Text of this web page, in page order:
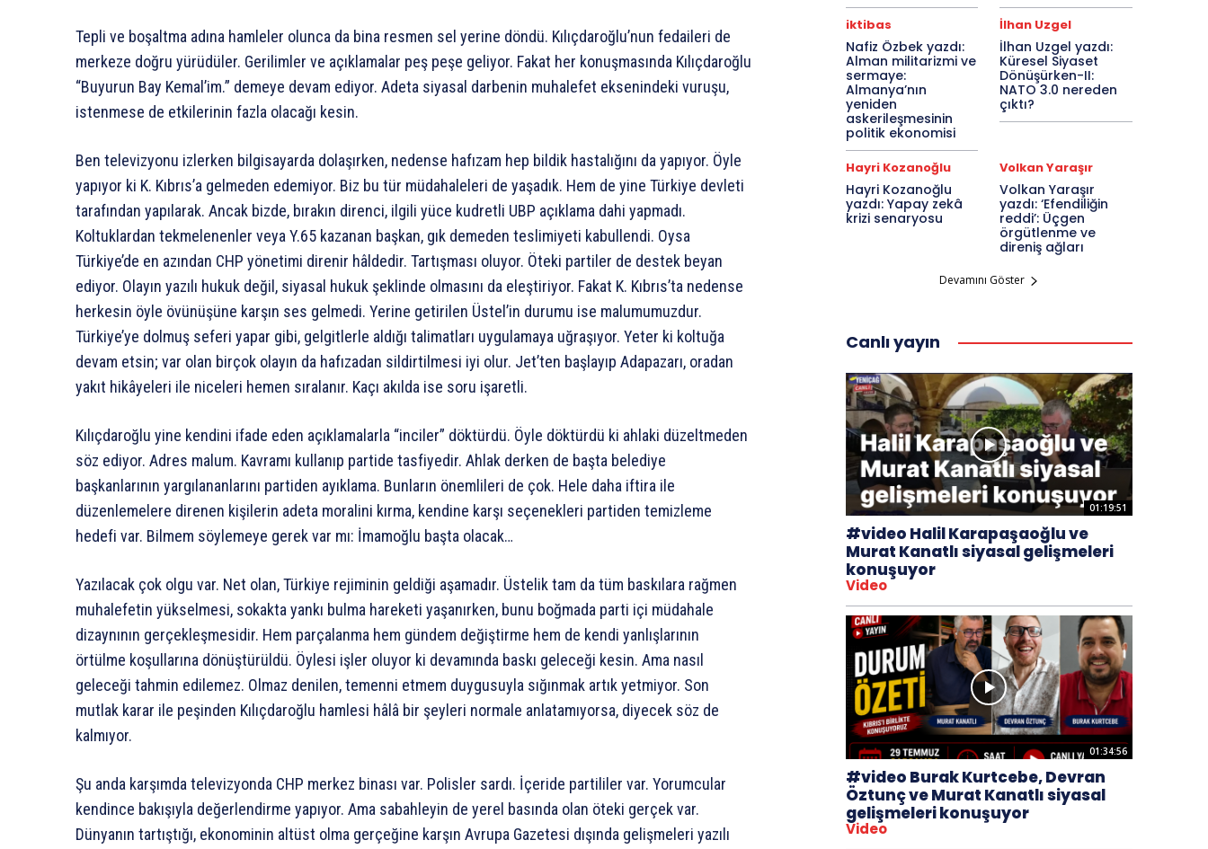
Tepli ve boşaltma adına hamleler olunca da bina resmen sel yerine döndü. Kılıçdaroğlu’nun fedaileri de
merkeze doğru yürüdüler. Gerilimler ve açıklamalar peş peşe geliyor. Fakat her konuşmasında Kılıçdaroğlu
“Buyurun Bay Kemal’im.” demeye devam ediyor. Adeta siyasal darbenin muhalefet eksenindeki vuruşu,
istenmese de etkilerinin fazla olacağı kesin.
Ben televizyonu izlerken bilgisayarda dolaşırken, nedense hafızam hep bildik hastalığını da yapıyor. Öyle
yapıyor ki K. Kıbrıs’a gelmeden edemiyor. Biz bu tür müdahaleleri de yaşadık. Hem de yine Türkiye devleti
tarafından yapılarak. Ancak bizde, bırakın direnci, ilgili yüce kudretli UBP açıklama dahi yapmadı.
Koltuklardan tekmelenenler veya Y.65 kazanan başkan, gık demeden teslimiyeti kabullendi. Oysa
Türkiye’de en azından CHP yönetimi direnir hâldedir. Tartışması oluyor. Öteki partiler de destek beyan
ediyor. Olayın yazılı hukuk değil, siyasal hukuk şeklinde olmasını da eleştiriyor. Fakat K. Kıbrıs’ta nedense
herkesin öyle övünüşüne karşın ses gelmedi. Yerine getirilen Üstel’in durumu ise malumumuzdur.
Türkiye’ye dolmuş seferi yapar gibi, gelgitlerle aldığı talimatları uygulamaya uğraşıyor. Yeter ki koltuğa
devam etsin; var olan birçok olayın da hafızadan sildirtilmesi iyi olur. Jet’ten başlayıp Adapazarı, oradan
yakıt hikâyeleri ile niceleri hemen sıralanır. Kaçı akılda ise soru işaretli.
Kılıçdaroğlu yine kendini ifade eden açıklamalarla “inciler” döktürdü. Öyle döktürdü ki ahlaki düzeltmeden
söz ediyor. Adres malum. Kavramı kullanıp partide tasfiyedir. Ahlak derken de başta belediye
başkanlarının yargılananlarını partiden ayıklama. Bunların önemlileri de çok. Hele daha iftira ile
düzenlemelere direnen kişilerin adeta moralini kırma, kendine karşı seçenekleri partiden temizleme
hedefi var. Bilmem söylemeye gerek var mı: İmamoğlu başta olacak…
Yazılacak çok olgu var. Net olan, Türkiye rejiminin geldiği aşamadır. Üstelik tam da tüm baskılara rağmen
muhalefetin yükselmesi, sokakta yankı bulma hareketi yaşanırken, bunu boğmada parti içi müdahale
dizaynının gerçekleşmesidir. Hem parçalanma hem gündem değiştirme hem de kendi yanlışlarının
örtülme koşullarına dönüştürüldü. Öylesi işler oluyor ki devamında baskı geleceği kesin. Ama nasıl
geleceği tahmin edilemez. Olmaz denilen, temenni etmem duygusuyla sığınmak artık yetmiyor. Son
mutlak karar ile peşinden Kılıçdaroğlu hamlesi hâlâ bir şeyleri normale anlatamıyorsa, diyecek söz de
kalmıyor.
Şu anda karşımda televizyonda CHP merkez binası var. Polisler sardı. İçeride partililer var. Yorumcular
kendince bakışıyla değerlendirme yapıyor. Ama sabahleyin de yerel basında olan öteki gerçek var.
Dünyanın tartıştığı, ekonominin altüst olma gerçeğine karşın Avrupa Gazetesi dışında gelişmeleri yazılı
iktibas
Nafiz Özbek yazdı:
Alman militarizmi ve
sermaye:
Almanya’nın
yeniden
askerileşmesinin
politik ekonomisi
İlhan Uzgel
İlhan Uzgel yazdı:
Küresel Siyaset
Dönüşürken-II:
NATO 3.0 nereden
çıktı?
Hayri Kozanoğlu
Hayri Kozanoğlu
yazdı: Yapay zekâ
krizi senaryosu
Volkan Yaraşır
Volkan Yaraşır
yazdı: ‘Efendiliğin
reddi’: Üçgen
örgütlenme ve
direniş ağları
Devamını Göster
Canlı yayın
01:19:51
#video Halil Karapaşaoğlu ve
Murat Kanatlı siyasal gelişmeleri
konuşuyor
Video
01:34:56
#video Burak Kurtcebe, Devran
Öztunç ve Murat Kanatlı siyasal
gelişmeleri konuşuyor
Video